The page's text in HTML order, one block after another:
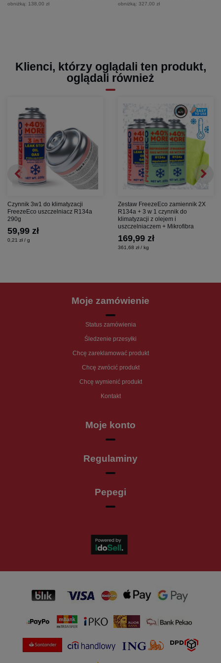
obniżką: 138,00 zł
obniżką: 327,00 zł
Klienci, którzy oglądali ten produkt,
oglądali również
Czynnik 3w1 do klimatyzacji
FreezeEco uszczelniacz R134a
290g
59,99 zł
0,21 zł / g
Zestaw FreezeEco zamiennik 2X
R134a + 3 w 1 czynnik do
klimatyzacji z olejem i
uszczelniaczem + Mikrofibra
169,99 zł
361,68 zł / kg
Moje zamówienie
Status zamówienia
Śledzenie przesyłki
Chcę zareklamować produkt
Chcę zwrócić produkt
Chcę wymienić produkt
Kontakt
Moje konto
Regulaminy
Pepegi